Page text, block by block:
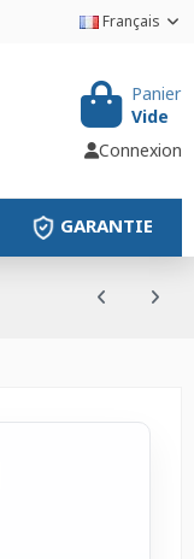
Français
Panier
Vide
Connexion
GARANTIE